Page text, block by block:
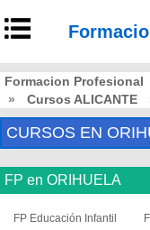
Formacion Profesional
»
Cursos ALICANTE
CURSOS EN
FP en ORIHUELA
FP Educación Infantil